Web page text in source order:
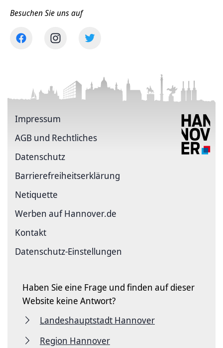
Besuchen Sie uns auf
Impressum
AGB und Rechtliches
Datenschutz
Barriere­freiheits­erklärung
Netiquette
Werben auf Hannover.de
Kontakt
Datenschutz-Einstellungen
Haben Sie eine Frage und finden auf dieser
Website keine Antwort?
Landeshauptstadt Hannover
Region Hannover